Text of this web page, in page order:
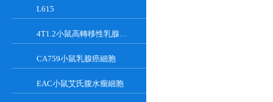
L615
4T1.2小鼠高轉移性乳腺癌細胞
CA759小鼠乳腺癌細胞
EAC小鼠艾氏腹水瘤細胞